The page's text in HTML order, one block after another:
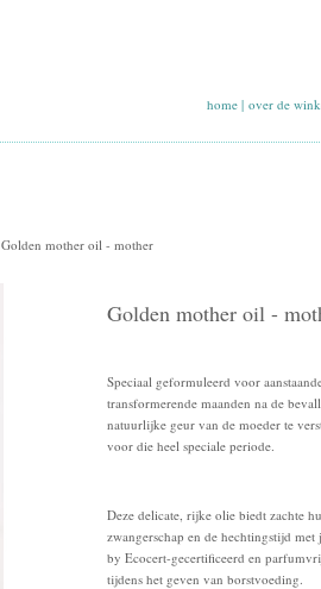
home | over de
Golden mother oil - mother
Golden mother oil -
Speciaal geformuleerd voor
transformerende maanden na de
natuurlijke geur van de moeder te
voor die heel speciale periode.
Deze delicate, rijke olie biedt zachte
zwangerschap en de hechtingstijd
by Ecocert-gecertificeerd en
tijdens het geven van borstvoeding.